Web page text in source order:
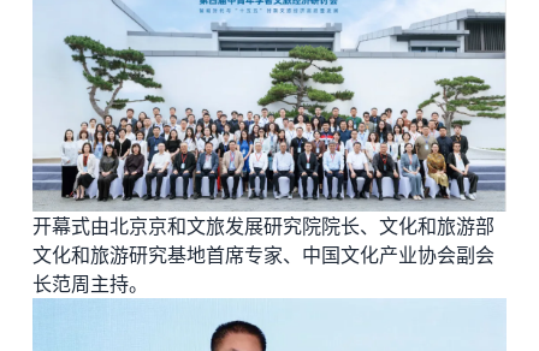
开幕式由北京京和文旅发展研究院院长、文化和旅游部
文化和旅游研究基地首席专家、中国文化产业协会副会
长范周主持。